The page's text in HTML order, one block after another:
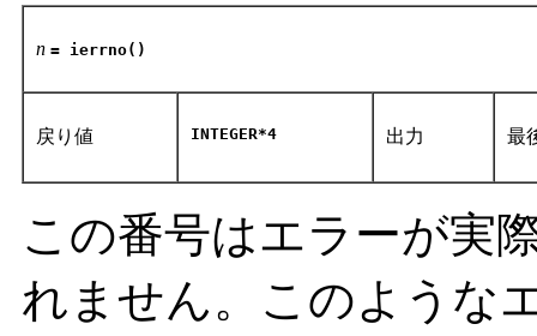
n = ierrno()
戻り値 INTEGER*4 出力 最
この番号はエラーが実
れません。このような